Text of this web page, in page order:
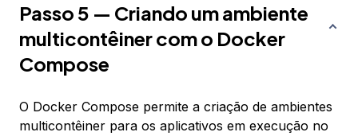
Passo 5 — Criando um ambiente
multicontêiner com o Docker
Compose
O Docker Compose permite a criação de ambientes
multicontêiner para os aplicativos em execução no